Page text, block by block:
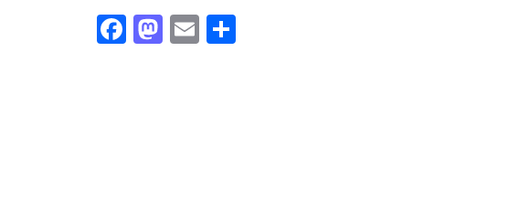
Facebook
Mastodon
Email